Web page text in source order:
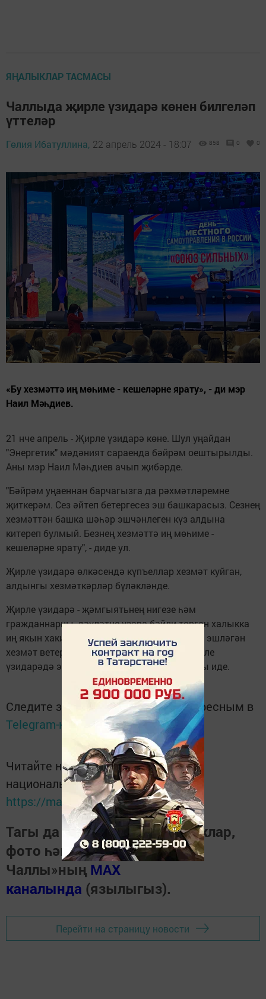
ЯҢАЛЫКЛАР ТАСМАСЫ
Чаллыда җирле үзидарә көнен билгеләп
үттеләр
Гөлия Ибатуллина, 22 апрель 2024 - 18:07 858 0 0
«Бу хезмәттә иң мөһиме - кешеләрне ярату», - ди мэр
Наил Мәһдиев.
21 нче апрель - Җирле үзидарә көне. Шул уңайдан
"Энергетик" мәдәният сараенда бәйрәм оештырылды.
Аны мэр Наил Мәһдиев ачып җибәрде.
"Бәйрәм уңаеннан барчагызга да рәхмәтләремне
җиткерәм. Сез әйтеп бетергесез эш башкарасыз. Сезнең
хезмәттән башка шәһәр эшчәнлеген күз алдына
китереп булмый. Безнең хезмәттә иң мөһиме -
кешеләрне ярату", - диде ул.
Җирле үзидарә өлкәсендә күпъеллар хезмәт куйган,
алдынгы хезмәткәрләр бүләкләнде.
Җирле үзидарә - җәмгыятьнең нигезе һәм
гражданнарны, дәүләтне үзара бәйли торган халыкка
иң якын хакимият. Очрашуга төрле елларда эшләгән
хезмәт ветераннары һәм бүгенге көндә җирле
үзидарәдә эшләүче хезмәткәрләр чакырулы иде.
Следите за самым важным и интересным в
Telegram-канале
Татмедиа
Читайте новости Татарстана в
национальном мессенджере MАХ:
https://max.ru/tatmedia
Тагы да кызыклырак яңалыклар,
фото һәм видеолар «Шәһри
Чаллы»ның MAX
каналында (язылыгыз).
Перейти на страницу новости